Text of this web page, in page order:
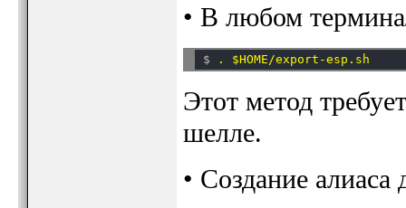
• В любом
$
Этот метод
шелле.
• Создание